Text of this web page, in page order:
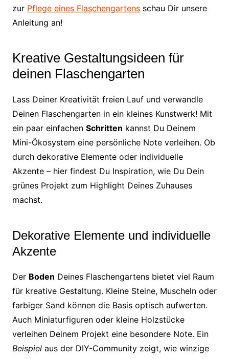
zur Pflege eines Flaschengartensschau Dir unsere
Anleitung an!
Kreative Gestaltungsideen für
deinen Flaschengarten
Lass Deiner Kreativität freien Lauf und verwandle
Deinen Flaschengarten in ein kleines Kunstwerk! Mit
ein paar einfachen Schritten kannst Du Deinem
Mini-Ökosystem eine persönliche Note verleihen. Ob
durch dekorative Elemente oder individuelle
Akzente – hier findest Du Inspiration, wie Du Dein
grünes Projekt zum Highlight Deines Zuhauses
machst.
Dekorative Elemente und individuelle
Akzente
Der Boden Deines Flaschengartens bietet viel Raum
für kreative Gestaltung. Kleine Steine, Muscheln oder
farbiger Sand können die Basis optisch aufwerten.
Auch Miniaturfiguren oder kleine Holzstücke
verleihen Deinem Projekt eine besondere Note. Ein
Beispielaus der DIY-Community zeigt, wie winzige